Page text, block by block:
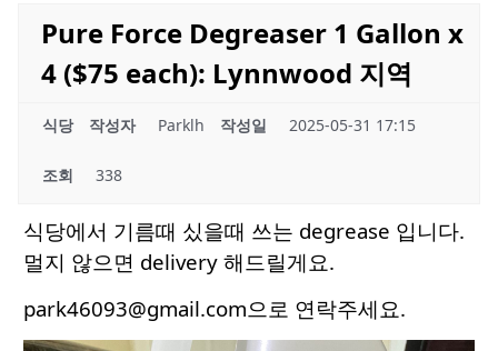
Pure Force Degreaser 1 Gallon x
4 ($75 each): Lynnwood 지역
식당 작성자 Parklh 작성일 2025-05-31 17:15
조회 338
식당에서 기름때 싰을때 쓰는 degrease 입니다.
멀지 않으면 delivery 해드릴게요.
park46093@gmail.com으로 연락주세요.